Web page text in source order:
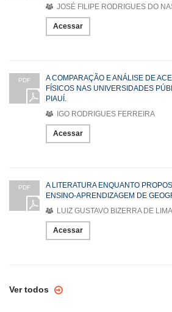
JOSÉ FILIPE RODRIGUES DO
Acessar
PDF
A COMPARAÇÃO E ANÁLISE DE
FÍSICOS NAS UNIVERSIDADES
PIAUÍ.
IGO RODRIGUES FERREIRA
Acessar
PDF
A LITERATURA ENQUANTO
ENSINO-APRENDIZAGEM DE
LUIZ GUSTAVO BIZERRA DE
Acessar
Ver todos